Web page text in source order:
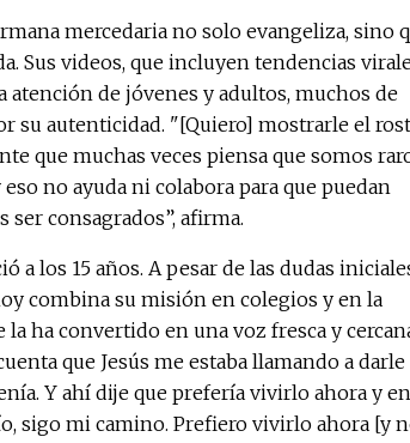
mercedaria no solo evangeliza, sino
Sus videos, que incluyen tendencias
de jóvenes y adultos, muchos de
su autenticidad. "[Quiero] mostrarle el
que muchas veces piensa que somos
no ayuda ni colabora para que puedan
consagrados”, afirma.
a los 15 años. A pesar de las dudas
combina su misión en colegios y en la
ha convertido en una voz fresca y
que Jesús me estaba llamando a
Y ahí dije que prefería vivirlo ahora y en
sigo mi camino. Prefiero vivirlo ahora [y